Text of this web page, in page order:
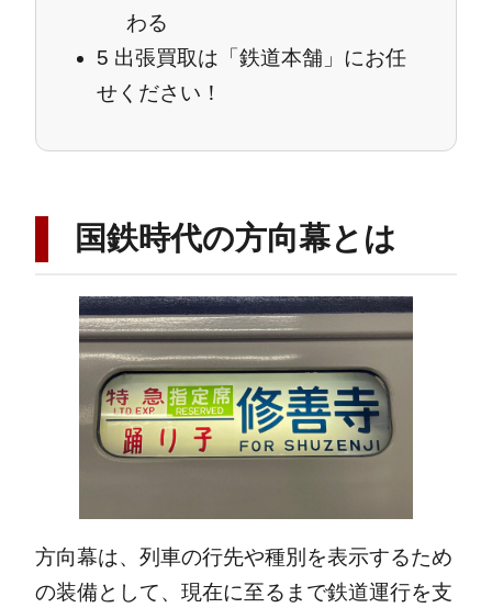
わる
5 出張買取は「鉄道本舗」にお任
せください！
国鉄時代の方向幕とは
方向幕は、列車の行先や種別を表示するため
の装備として、現在に至るまで鉄道運行を支